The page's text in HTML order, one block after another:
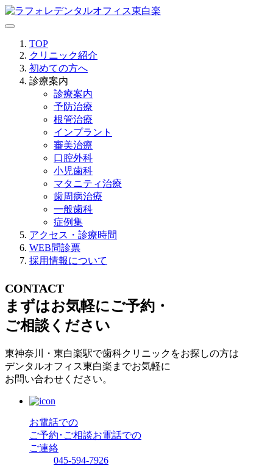
TOP
クリニック紹介
初めての方へ
診療案内
診療案内
予防治療
根管治療
インプラント
審美治療
口腔外科
小児歯科
マタニティ治療
歯周病治療
一般歯科
症例集
アクセス・診療時間
WEB問診票
採用情報について
CONTACT
まずはお気軽にご予約・
ご相談ください
東神奈川・東白楽駅で歯科クリニックをお探しの方は
デンタルオフィス東白楽までお気軽に
お問い合わせください。
お電話での
ご予約･ご相談お電話での
ご連絡
045-594-7926